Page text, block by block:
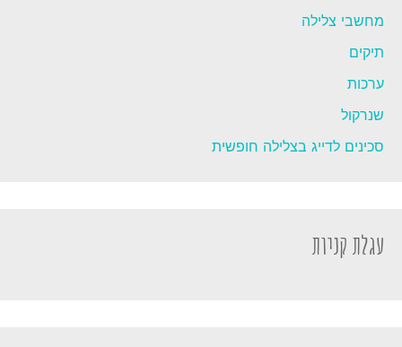
מחשבי צלילה
תיקים
ערכות
שנרקול
סכינים לדייג בצלילה חופשית
עגלת קניות